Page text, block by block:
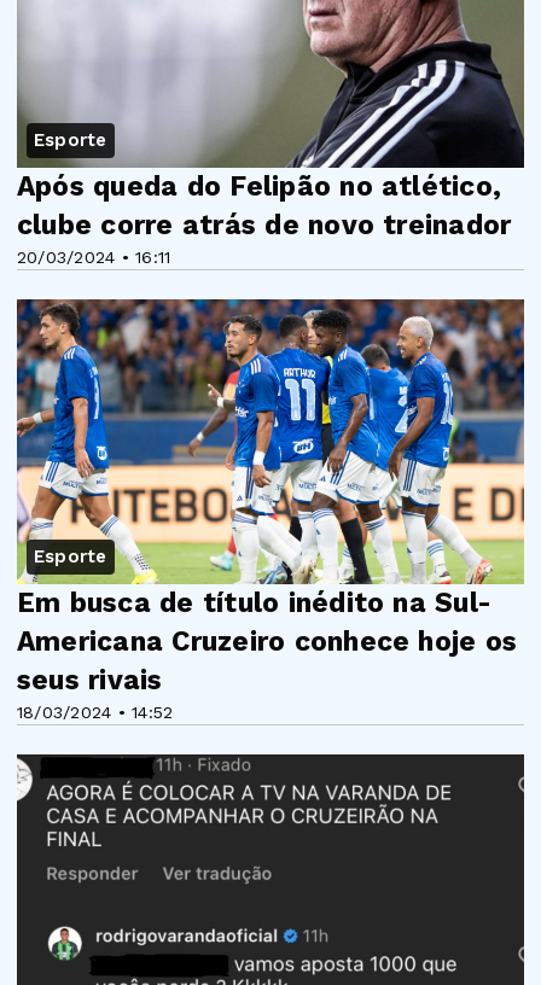
Esporte
20/03/2024 • 16:11
Após queda do Felipão no atlético,
clube corre atrás de novo treinador
Esporte
18/03/2024 • 14:52
Em busca de título inédito na Sul-
Americana Cruzeiro conhece hoje os
seus rivais